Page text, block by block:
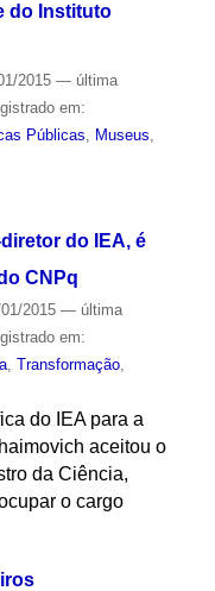
do Instituto
2015 — última
em:
Públicas, Museus,
do IEA, é
CNPq
2015 — última
em:
, Transformação,
do IEA para a
aceitou o
da Ciência,
o cargo